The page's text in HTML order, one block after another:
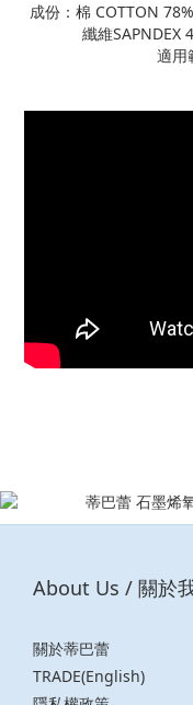
成份：棉 COTTON
纖維SAPNDEX
適用
About Us / 關於
關於蒂巴蕾
TRADE(English)